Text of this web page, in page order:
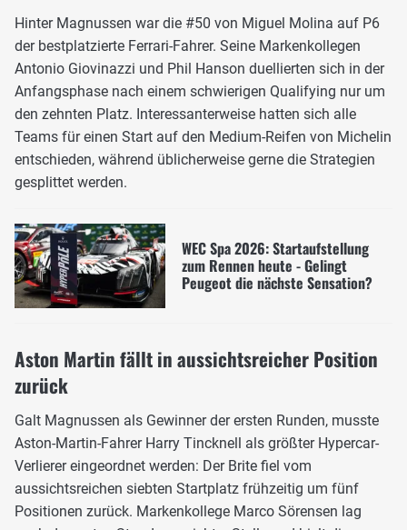
Hinter Magnussen war die #50 von Miguel Molina auf P6
der bestplatzierte Ferrari-Fahrer. Seine Markenkollegen
Antonio Giovinazzi und Phil Hanson duellierten sich in der
Anfangsphase nach einem schwierigen Qualifying nur um
den zehnten Platz. Interessanterweise hatten sich alle
Teams für einen Start auf den Medium-Reifen von Michelin
entschieden, während üblicherweise gerne die Strategien
gesplittet werden.
WEC Spa 2026: Startaufstellung
zum Rennen heute - Gelingt
Peugeot die nächste Sensation?
Aston Martin fällt in aussichtsreicher Position
zurück
Galt Magnussen als Gewinner der ersten Runden, musste
Aston-Martin-Fahrer Harry Tincknell als größter Hypercar-
Verlierer eingeordnet werden: Der Brite fiel vom
aussichtsreichen siebten Startplatz frühzeitig um fünf
Positionen zurück. Markenkollege Marco Sörensen lag